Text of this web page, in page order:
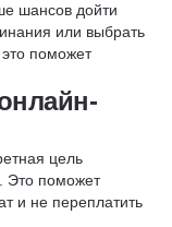
шансов дойти
или выбрать
поможет
цель
Это поможет
и не переплатить